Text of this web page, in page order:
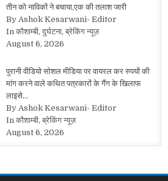
तीन को नाविकों ने बचाया,एक की तलाश जारी
By Ashok Kesarwani- Editor
In कौशाम्बी, दुर्घटना, ब्रेकिंग न्यूज़
August 6, 2026
पुरानी वीडियो सोशल मीडिया पर वायरल कर रुपयों की
मांग करने वाले कथित पत्रकारों के गैंग के खिलाफ
लाइसे…
By Ashok Kesarwani- Editor
In कौशाम्बी, ब्रेकिंग न्यूज़
August 6, 2026